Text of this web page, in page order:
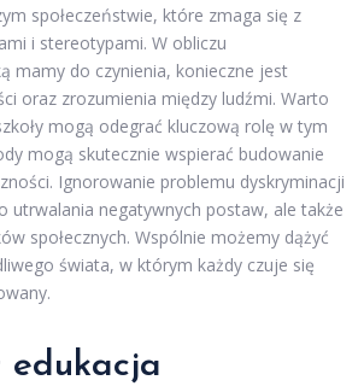
społeczeństwie, które zmaga się z
i stereotypami. W obliczu
mamy do czynienia, konieczne jest
oraz zrozumienia między ludźmi. Warto
mogą odegrać kluczową rolę w tym
mogą skutecznie wspierać budowanie
Ignorowanie problemu dyskryminacji
utrwalania negatywnych postaw, ale także
społecznych. Wspólnie możemy dążyć
świata, w którym każdy czuje się
edukacja